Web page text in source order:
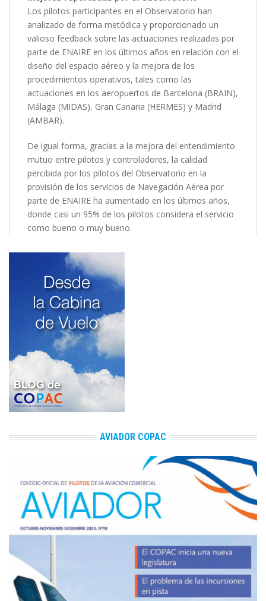
Los pilotos participantes en el Observatorio han
analizado de forma metódica y proporcionado un
valioso feedback sobre las actuaciones realizadas por
parte de ENAIRE en los últimos años en relación con el
diseño del espacio aéreo y la mejora de los
procedimientos operativos, tales como las
actuaciones en los aeropuertos de Barcelona (BRAIN),
Málaga (MIDAS), Gran Canaria (HERMES) y Madrid
(AMBAR).
De igual forma, gracias a la mejora del entendimiento
mutuo entre pilotos y controladores, la calidad
percibida por los pilotos del Observatorio en la
provisión de los servicios de Navegación Aérea por
parte de ENAIRE ha aumentado en los últimos años,
donde casi un 95% de los pilotos considera el servicio
como bueno o muy bueno.
AVIADOR COPAC